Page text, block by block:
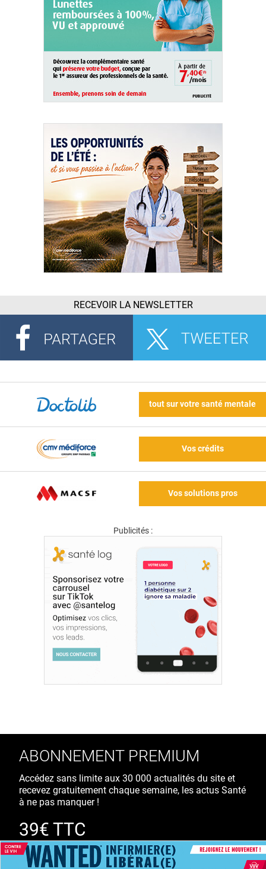
RECEVOIR LA NEWSLETTER
tout sur votre santé mentale
Vos crédits
Vos solutions pros
Publicités :
ABONNEMENT PREMIUM
Accédez sans limite aux 30 000 actualités du site et
recevez gratuitement chaque semaine, les actus Santé
à ne pas manquer !
39€ TTC
/ an